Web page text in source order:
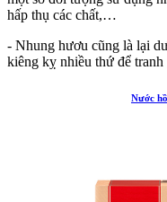
hấp thụ các chất,…
- Nhung hươu cũng là lại
kiêng kỵ nhiều thứ để
Nước